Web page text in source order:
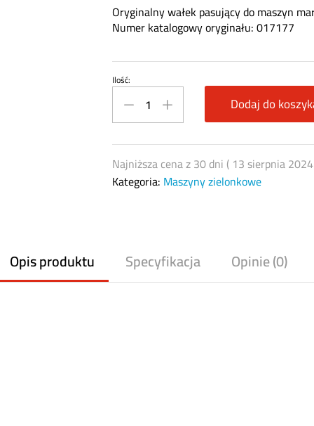
Oryginalny wałek pasujący do maszyn
Numer katalogowy oryginału: 017177
Wałek
maszyn
quantity
Ilość:
Dodaj do
Najniższa cena z 30 dni ( 13 sierpnia 2024
Kategoria: Maszyny zielonkowe
Opis produktu Specyfikacja Opinie (0)